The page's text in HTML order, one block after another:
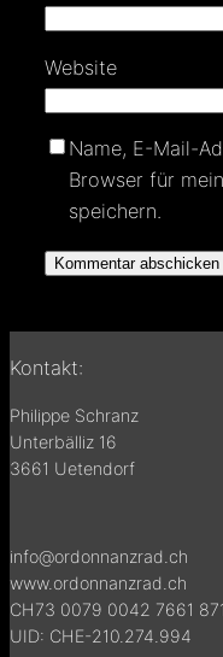
Website
Name, E-Mail-
Browser für
speichern.
Kontakt:
Philippe Schranz
Unterbälliz 16
3661 Uetendorf
info@ordonnanzrad.ch
www.ordonnanzrad.ch
CH73 0079 0042 7661
UID: CHE-210.274.994